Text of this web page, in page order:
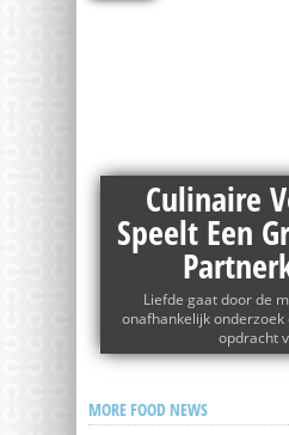
Culinaire
Speelt Een
Liefde gaat door de
onafhankelijk
opdracht
MORE FOOD NEWS